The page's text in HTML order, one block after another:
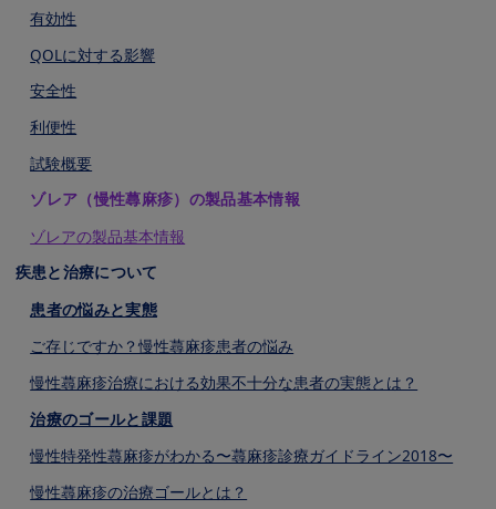
有効性
QOLに対する影響
安全性
利便性
試験概要
ゾレア（慢性蕁麻疹）の製品基本情報
ゾレアの製品基本情報
疾患と治療について
患者の悩みと実態
ご存じですか？慢性蕁⿇疹患者の悩み
慢性蕁⿇疹治療における効果不⼗分な患者の実態とは？
治療のゴールと課題
慢性特発性蕁⿇疹がわかる〜蕁⿇疹診療ガイドライン2018〜
慢性蕁⿇疹の治療ゴールとは？